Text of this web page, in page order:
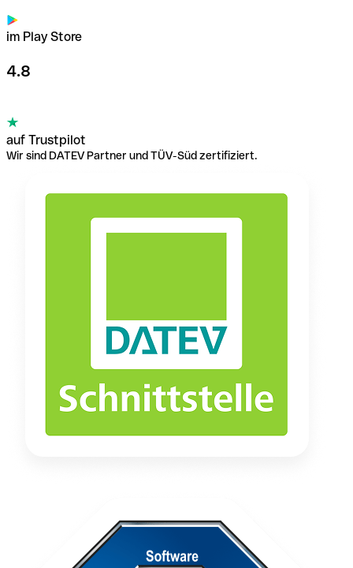
im Play Store
4.8
auf Trustpilot
Wir sind DATEV Partner und TÜV-Süd zertifiziert.